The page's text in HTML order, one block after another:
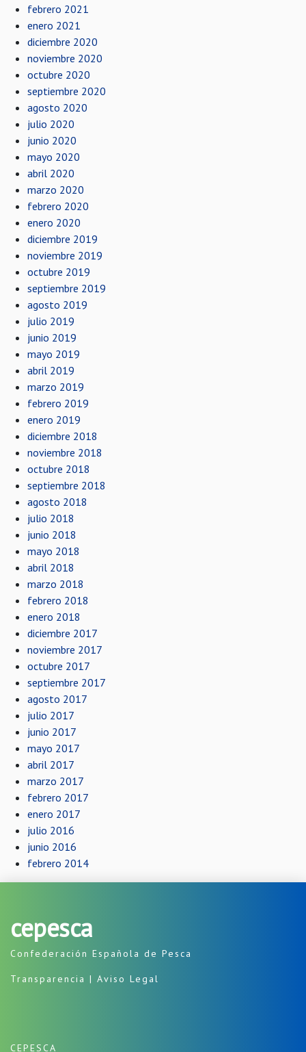
febrero 2021
enero 2021
diciembre 2020
noviembre 2020
octubre 2020
septiembre 2020
agosto 2020
julio 2020
junio 2020
mayo 2020
abril 2020
marzo 2020
febrero 2020
enero 2020
diciembre 2019
noviembre 2019
octubre 2019
septiembre 2019
agosto 2019
julio 2019
junio 2019
mayo 2019
abril 2019
marzo 2019
febrero 2019
enero 2019
diciembre 2018
noviembre 2018
octubre 2018
septiembre 2018
agosto 2018
julio 2018
junio 2018
mayo 2018
abril 2018
marzo 2018
febrero 2018
enero 2018
diciembre 2017
noviembre 2017
octubre 2017
septiembre 2017
agosto 2017
julio 2017
junio 2017
mayo 2017
abril 2017
marzo 2017
febrero 2017
enero 2017
julio 2016
junio 2016
febrero 2014
cepesca
Confederación Española de Pesca
Transparencia | Aviso Legal
CEPESCA